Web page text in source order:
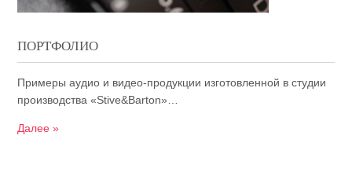
ПОРТФОЛИО
Примеры аудио и видео-продукции изготовленной в студии
производства «Stive&Barton»…
Далее »